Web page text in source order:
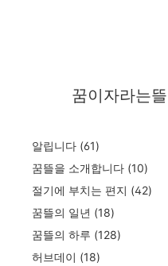
꿈이자라는뜰
알립니다 (61)
꿈뜰을 소개합니다 (10)
절기에 부치는 편지 (42)
꿈뜰의 일년 (18)
꿈뜰의 하루 (128)
허브데이 (18)